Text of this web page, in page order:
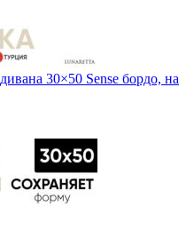
30×50 Sense бордо, на